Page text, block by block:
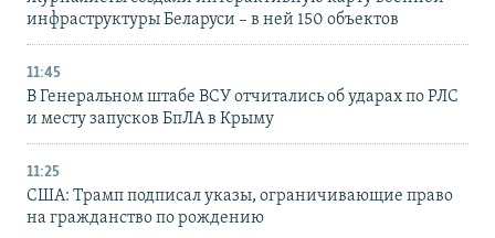
инфраструктуры Беларуси – в ней 150 объектов
11:45
В Генеральном штабе ВСУ отчитались об ударах по РЛС
и месту запусков БпЛА в Крыму
11:25
США: Трамп подписал указы, ограничивающие право
на гражданство по рождению